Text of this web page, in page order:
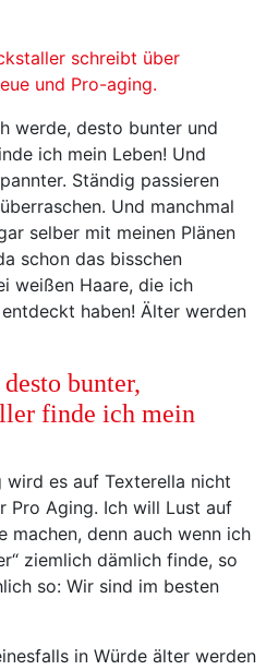
werde, desto bunter und
ich mein Leben! Und
Ständig passieren
Und manchmal
selber mit meinen Plänen
schon das bisschen
weißen Haare, die ich
haben! Älter werden
bunter,
finde ich mein
es auf Texterella nicht
Pro Aging. Ich will Lust auf
machen, denn auch wenn ich
ziemlich dämlich finde, so
so: Wir sind im besten
in Würde älter werden